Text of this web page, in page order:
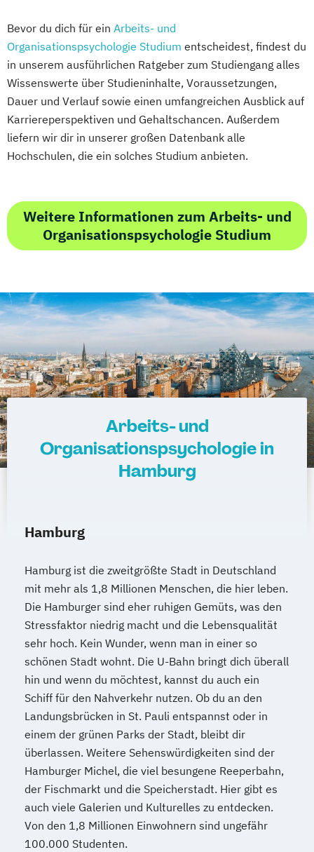
Bevor du dich für ein Arbeits- und
Organisationspsychologie Studium entscheidest, findest du
in unserem ausführlichen Ratgeber zum Studiengang alles
Wissenswerte über Studieninhalte, Voraussetzungen,
Dauer und Verlauf sowie einen umfangreichen Ausblick auf
Karriereperspektiven und Gehaltschancen. Außerdem
liefern wir dir in unserer großen Datenbank alle
Hochschulen, die ein solches Studium anbieten.
Weitere Informationen zum Arbeits- und
Organisationspsychologie Studium
Arbeits- und
Organisationspsychologie in
Hamburg
Hamburg
Hamburg ist die zweitgrößte Stadt in Deutschland
mit mehr als 1,8 Millionen Menschen, die hier leben.
Die Hamburger sind eher ruhigen Gemüts, was den
Stressfaktor niedrig macht und die Lebensqualität
sehr hoch. Kein Wunder, wenn man in einer so
schönen Stadt wohnt. Die U-Bahn bringt dich überall
hin und wenn du möchtest, kannst du auch ein
Schiff für den Nahverkehr nutzen. Ob du an den
Landungsbrücken in St. Pauli entspannst oder in
einem der grünen Parks der Stadt, bleibt dir
überlassen. Weitere Sehenswürdigkeiten sind der
Hamburger Michel, die viel besungene Reeperbahn,
der Fischmarkt und die Speicherstadt. Hier gibt es
auch viele Galerien und Kulturelles zu entdecken.
Von den 1,8 Millionen Einwohnern sind ungefähr
100.000 Studenten.